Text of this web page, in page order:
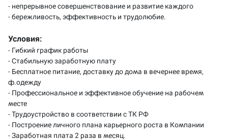
- непрерывное совершенствование и развитие каждого
- бережливость, эффективность и трудолюбие.
Условия:
- Гибкий график работы
- Стабильную заработную плату
- Бесплатное питание, доставку до дома в вечернее время,
ф.одежду
- Профессиональное и эффективное обучение на рабочем
месте
- Трудоустройство в соответствии с ТК РФ
- Построение личного плана карьерного роста в Компании
- Заработная плата 2 раза в месяц.